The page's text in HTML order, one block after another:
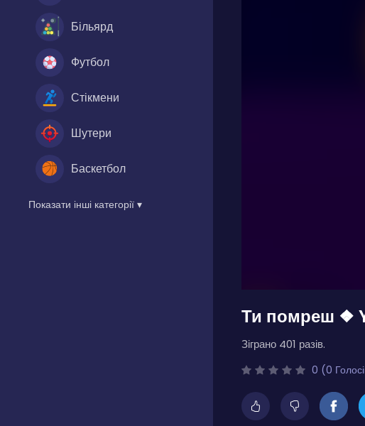
Більярд
Футбол
Стікмени
Шутери
Баскетбол
Показати інші категорії ▾
Ти помреш ❖
Зіграно 401 разів.
0 (0